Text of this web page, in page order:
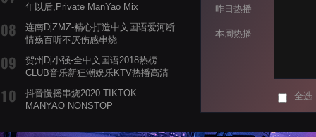
年以后,Private ManYao Mix
连南DjZMZ-精心打造中文国语爱河断
情殇百听不厌伤感串烧
贺州Dj小强-全中文国语2018热榜
CLUB音乐新狂潮娱乐KTV热播高清
抖音慢摇串烧2020 TIKTOK
MANYAO NONSTOP
蝉爸爸妈妈爱存在夏天的风是想你的
昨日热播
本周热播
全选